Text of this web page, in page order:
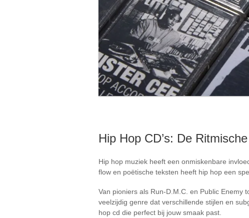
Hip Hop CD’s: De
Hip hop muziek heeft een onmiskenbare
flow en poëtische teksten heeft hip hop een
Van pioniers als Run-D.M.C. en Public Enemy
veelzijdig genre dat verschillende stijlen en
hop cd die perfect bij jouw smaak past.